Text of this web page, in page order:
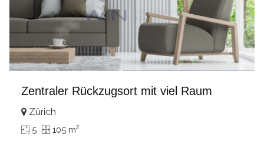
Zentraler Rückzugsort mit viel Raum
Zürich
5 105 m2
...